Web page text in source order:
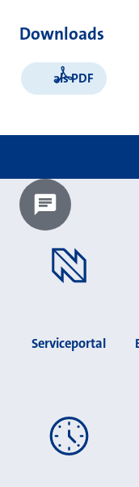
Downloads
als PDF
Chatbot laden?
Serviceportal